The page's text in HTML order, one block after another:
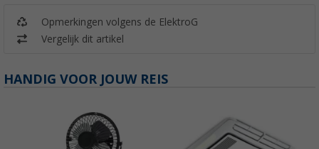
Opmerkingen volgens de ElektroG
Vergelijk dit artikel
HANDIG VOOR JOUW REIS